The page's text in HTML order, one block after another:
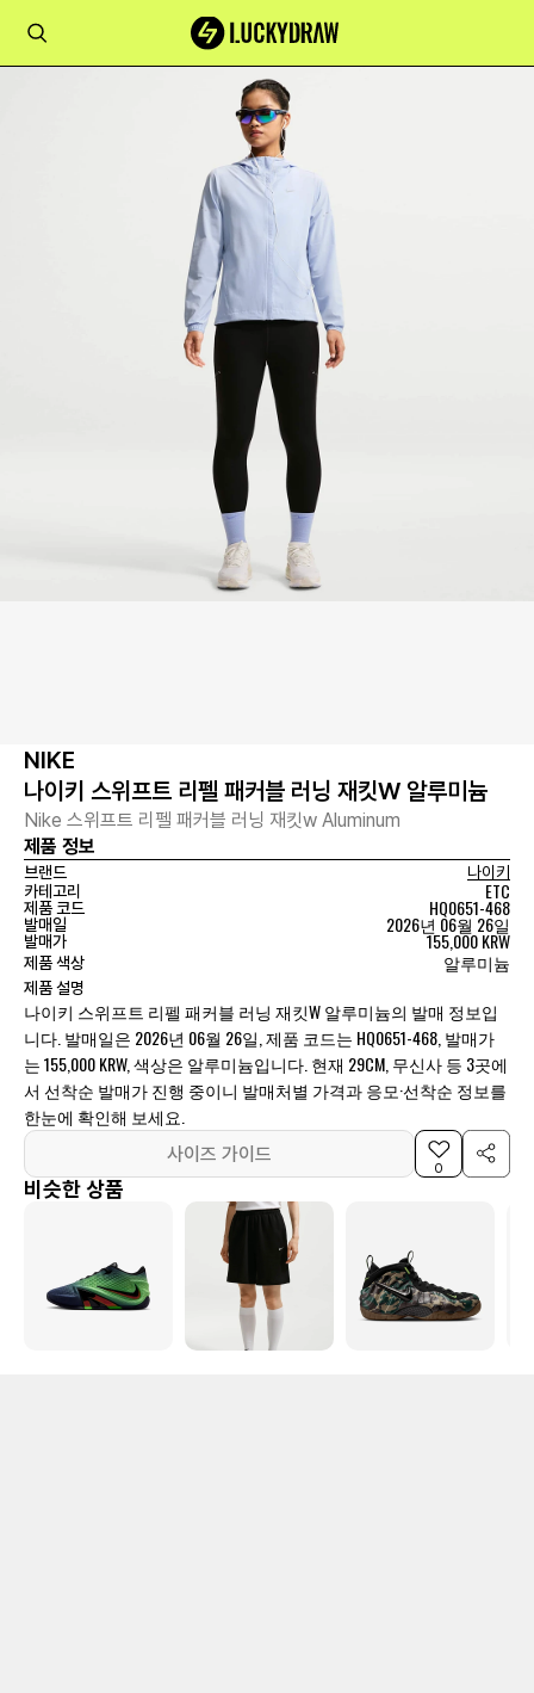
NIKE
나이키 스위프트 리펠 패커블 러닝 재킷W 알루미늄
Nike 스위프트 리펠 패커블 러닝 재킷w Aluminum
제품 정보
브랜드
나이키
카테고리
ETC
제품 코드 HQ0651-468
발매일 2026년 06월 26일
발매가 155,000 KRW
제품 색상 알루미늄
제품 설명
나이키 스위프트 리펠 패커블 러닝 재킷W 알루미늄의 발매 정보입
니다. 발매일은 2026년 06월 26일, 제품 코드는 HQ0651-468, 발매가
는 155,000 KRW, 색상은 알루미늄입니다. 현재 29CM, 무신사 등 3곳에
서 선착순 발매가 진행 중이니 발매처별 가격과 응모·선착순 정보를
한눈에 확인해 보세요.
사이즈 가이드
0
비슷한 상품